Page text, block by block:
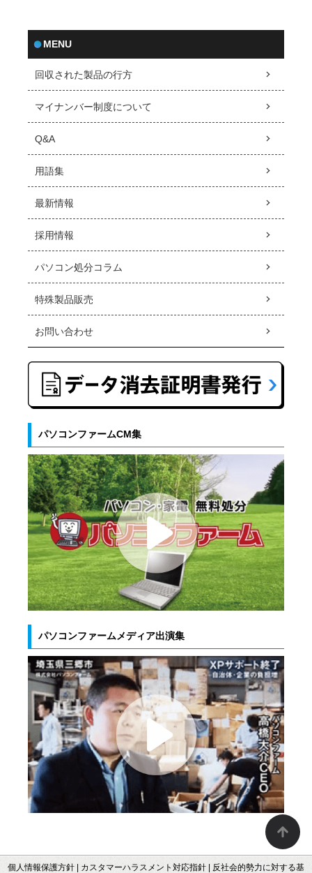
MENU
回収された製品の行方
マイナンバー制度について
Q&A
用語集
最新情報
採用情報
パソコン処分コラム
特殊製品販売
お問い合わせ
パソコンファームCM集
パソコンファームメディア出演集
個人情報保護方針 カスタマーハラスメント対応指針
反社会的勢力に対する基